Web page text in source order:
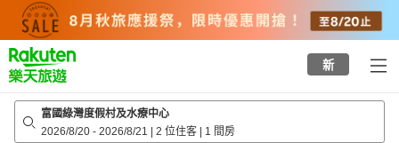
top
page
新
富國綠灣度假村及水療中心
2026/8/20 - 2026/8/21 | 2 位住客 | 1 間房